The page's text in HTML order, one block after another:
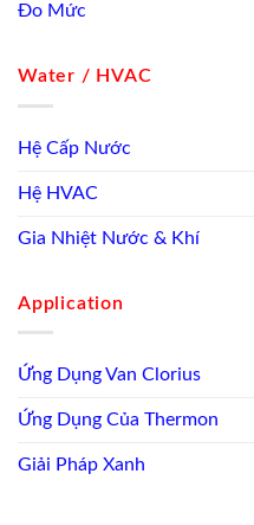
Đo Mức
Water / HVAC
Hệ Cấp Nước
Hệ HVAC
Gia Nhiệt Nước & Khí
Application
Ứng Dụng Van Clorius
Ứng Dụng Của Thermon
Giải Pháp Xanh